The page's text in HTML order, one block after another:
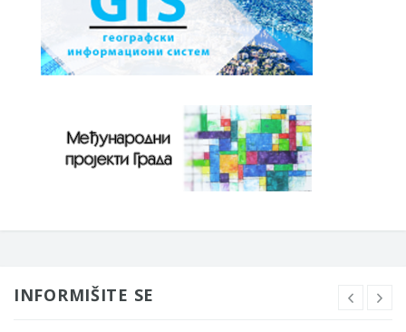
INFORMIŠITE SE